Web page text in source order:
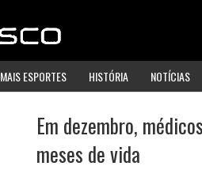
MAIS ESPORTES HISTÓRIA NOTÍCIAS
Em dezembro,
meses de vida